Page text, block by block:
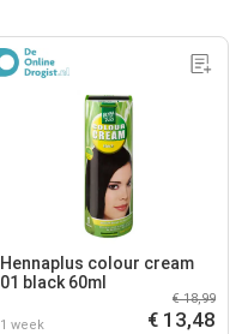
Hennaplus colour cream
01 black 60ml
1 week
€ 18,99
€ 13,48